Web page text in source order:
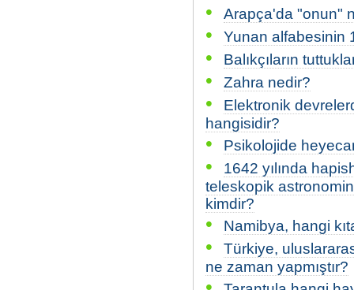
• Arapça'da "onun"
• Yunan alfabesinin
• Balıkçıların
• Zahra nedir?
•
Elektronik
hangisidir?
• Psikolojide
•
1642 yılında
teleskopik
kimdir?
• Namibya, hangi
•
Türkiye,
ne zaman yapmıştır?